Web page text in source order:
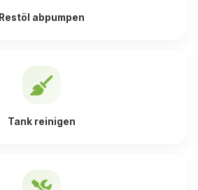
Restöl abpumpen
Tank reinigen